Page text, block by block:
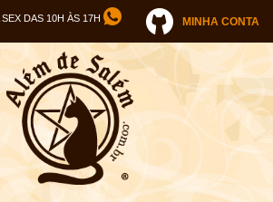
DAS 10H ÀS 17H MINHA CONTA